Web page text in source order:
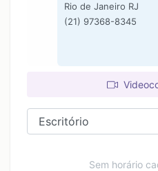
Rio de Janeiro RJ
(21) 97368-8345
Sem horário